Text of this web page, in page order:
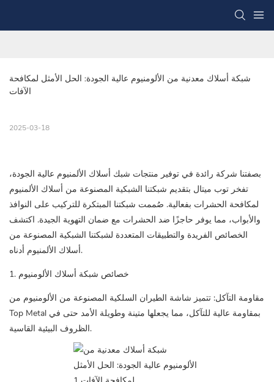
شبكة أسلاك معدنية من الألومنيوم عالية الجودة: الحل الأمثل لمكافحة
الآفات
2025-03-18
بصفتنا شركة رائدة في توفير منتجات شبك أسلاك الألمنيوم عالية الجودة،
تفخر توب ميتال بتقديم شبكتنا الشبكية المصنوعة من أسلاك الألمنيوم
لمكافحة الحشرات بفعالية. صُممت شبكتنا المبتكرة للتركيب على النوافذ
والأبواب، مما يوفر حاجزًا ضد الحشرات مع ضمان التهوية الجيدة. اكتشف
الخصائص الفريدة والتطبيقات المتعددة لشبكتنا الشبكية المصنوعة من
أسلاك الألمنيوم أدناه.
1. خصائص شبكة أسلاك الألومنيوم
مقاومة التآكل: تتميز شاشة الطيران السلكية المصنوعة من الألومنيوم من
Top Metal بمقاومة عالية للتآكل، مما يجعلها متينة وطويلة الأمد حتى في
الظروف البيئية القاسية.